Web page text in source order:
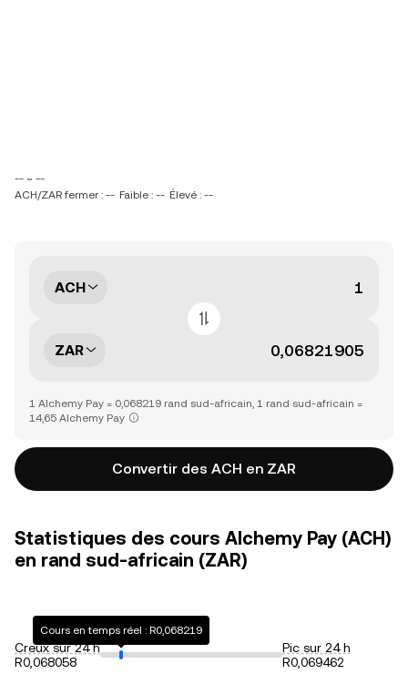
-- ~ --
ACH/ZAR fermer : -- Faible : -- Élevé : --
ACH
ZAR
1 Alchemy Pay = 0,068219 rand sud-africain, 1 rand sud-africain =
14,65 Alchemy Pay
Convertir des ACH en ZAR
Statistiques des cours Alchemy Pay (ACH)
en rand sud-africain (ZAR)
Creux sur 24 h
R0,068058
Cours en temps réel : R0,068219
Pic sur 24 h
R0,069462